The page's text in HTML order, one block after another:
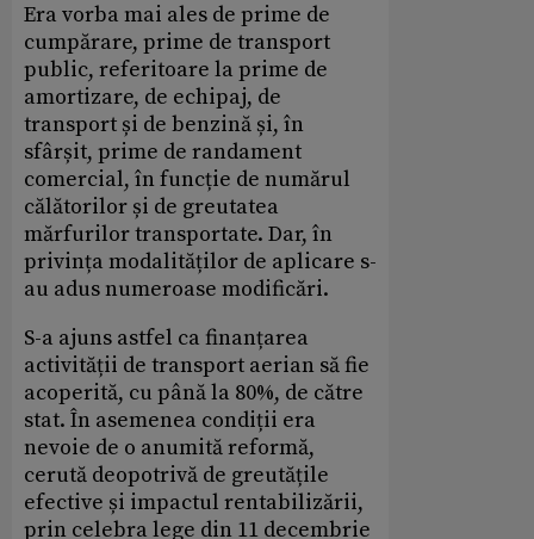
Era vorba mai ales de prime de
cumpărare, prime de transport
public, referitoare la prime de
amortizare, de echipaj, de
transport și de benzină și, în
sfârșit, prime de randament
comercial, în funcție de numărul
călătorilor și de greutatea
mărfurilor transportate. Dar, în
privința modalităților de aplicare s-
au adus numeroase modificări.
S-a ajuns astfel ca finanțarea
activității de transport aerian să fie
acoperită, cu până la 80%, de către
stat. În asemenea condiții era
nevoie de o anumită reformă,
cerută deopotrivă de greutățile
efective și impactul rentabilizării,
prin celebra lege din 11 decembrie